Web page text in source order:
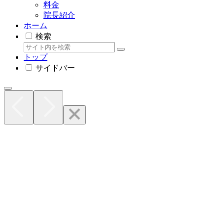
料金
院長紹介
ホーム
検索
トップ
サイドバー